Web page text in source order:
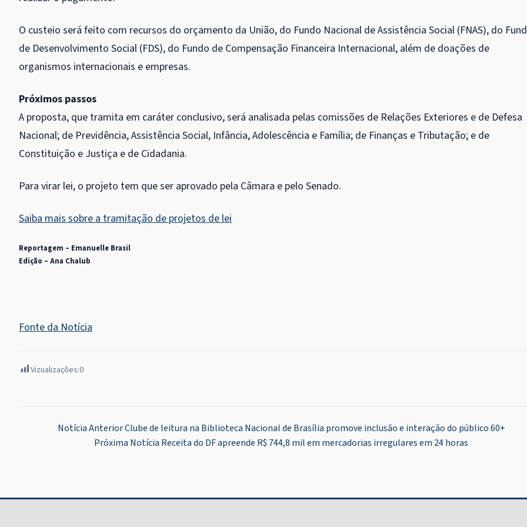
O custeio será feito com recursos do orçamento da União, do Fundo Nacional de Assistência Social (FNAS), do
de Desenvolvimento Social (FDS), do Fundo de Compensação Financeira Internacional, além de doações de
organismos internacionais e empresas.
Próximos passos
A proposta, que tramita em caráter conclusivo, será analisada pelas comissões de Relações Exteriores e de Defesa
Nacional; de Previdência, Assistência Social, Infância, Adolescência e Família; de Finanças e Tributação; e de
Constituição e Justiça e de Cidadania.
Para virar lei, o projeto tem que ser aprovado pela Câmara e pelo Senado.
Saiba mais sobre a tramitação de projetos de lei
Reportagem – Emanuelle Brasil
Edição – Ana Chalub
Fonte da Notícia
Vizualizações:0
NavegaçãoNotícia AnteriorClube de leitura na Biblioteca Nacional de Brasília promove inclusão e interação do público 60+
Próxima Notícia Receita do DF apreende R$ 744,8 mil em mercadorias irregulares em 24 horas